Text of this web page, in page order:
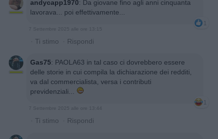
andycapp1970: Da giovane fino agli anni cinquanta
lavorava... poi effettivamente...
1
7 Settembre 2025 alle ore 13:15
· Ti stimo · Rispondi
Gas75: PAOLA63 in tal caso ci dovrebbero essere
delle storie in cui compila la dichiarazione dei redditi,
va dal commercialista, versa i contributi
previdenziali...
1
7 Settembre 2025 alle ore 13:44
· Ti stimo · Rispondi